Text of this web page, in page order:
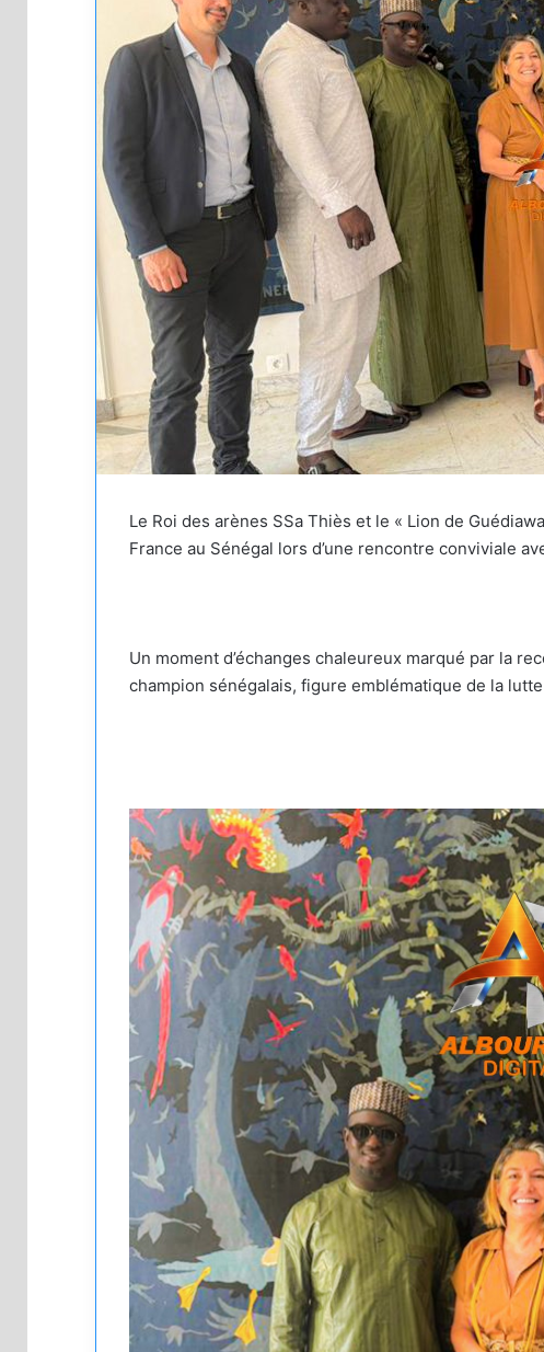
Le Roi des arènes SSa Thiès et le « Lion de
France au Sénégal lors d’une rencontre conviviale
Un moment d’échanges chaleureux marqué par la
champion sénégalais, figure emblématique de la